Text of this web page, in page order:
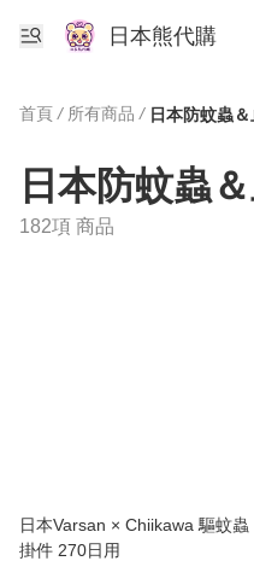
日本熊代購
首頁 / 所有商品 / 日本防蚊蟲
日本防蚊蟲
182項 商品
日本Varsan × Chiikawa 驅蚊蟲
掛件 270日用